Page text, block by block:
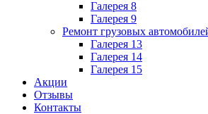
Галерея 8
Галерея 9
Ремонт грузовых
Галерея 13
Галерея 14
Галерея 15
Акции
Отзывы
Контакты